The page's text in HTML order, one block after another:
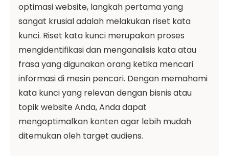
optimasi website, langkah pertama yang
sangat krusial adalah melakukan riset kata
kunci. Riset kata kunci merupakan proses
mengidentifikasi dan menganalisis kata atau
frasa yang digunakan orang ketika mencari
informasi di mesin pencari. Dengan memahami
kata kunci yang relevan dengan bisnis atau
topik website Anda, Anda dapat
mengoptimalkan konten agar lebih mudah
ditemukan oleh target audiens.